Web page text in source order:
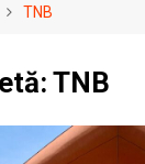
TNB
TNB